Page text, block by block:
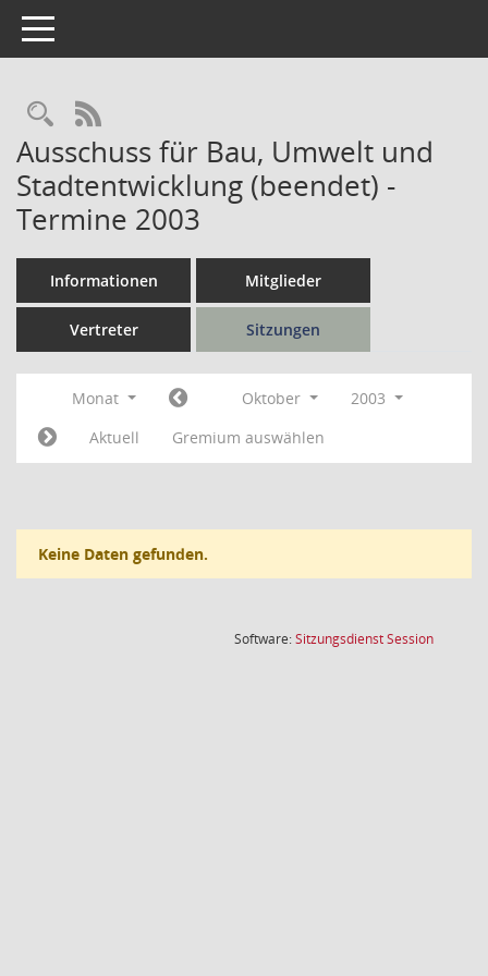
Toggle navigation
Rechercheauswahl
RSS-Feed
Ausschuss für Bau, Umwelt und
Stadtentwicklung (beendet) -
Termine 2003
Informationen Mitglieder
Vertreter Sitzungen
Monat Oktober
2003
Aktuell
Gremium auswählen
Keine Daten gefunden.
Software:SitzungsdienstSession(Wird in